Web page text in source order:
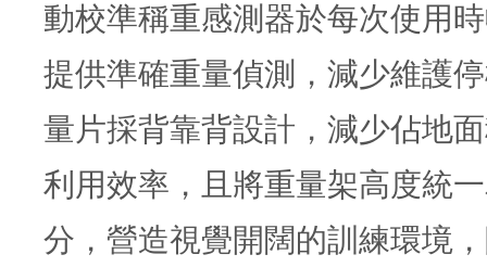
動校準稱重感測器於每次使用
提供準確重量偵測，減少維護
量片採背靠背設計，減少佔地
利用效率，且將重量架高度統
分，營造視覺開闊的訓練環境